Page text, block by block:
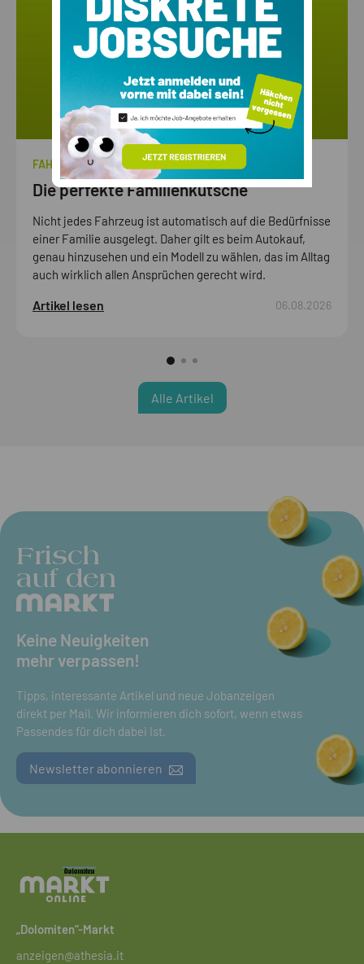
FAHRZEUGE
Die perfekte Familienkutsche
Nicht jedes Fahrzeug ist automatisch auf die Bedürfnisse
einer Familie ausgelegt. Daher gilt es beim Autokauf,
genau hinzusehen und ein Modell zu wählen, das im Alltag
auch wirklich allen Ansprüchen gerecht wird.
Artikel lesen 06.08.2026
Alle Artikel
Frisch
auf den
Keine Neuigkeiten
mehr verpassen!
Tipps, interessante Artikel und neue Jobanzeigen
direkt per Mail. Wir informieren dich sofort, wenn etwas
Passendes für dich dabei Ist.
Newsletter abonnieren
„Dolomiten“-Markt
anzeigen@athesia.it